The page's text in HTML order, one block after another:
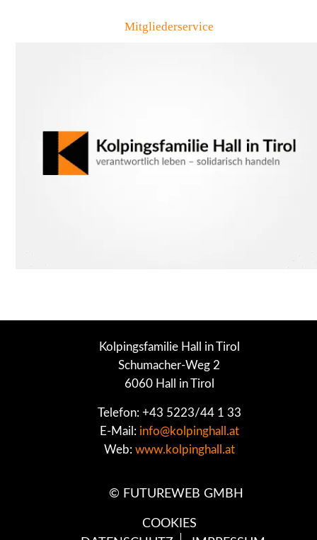
Mitgliederservice
Kolpingsfamilie Hall in Tirol
Schumacher-Weg 2
6060 Hall in Tirol
Telefon: +43 5223/44 1 33
E-Mail: info@kolpinghall.at
Web: www.kolpinghall.at
© FUTUREWEB GMBH
COOKIES